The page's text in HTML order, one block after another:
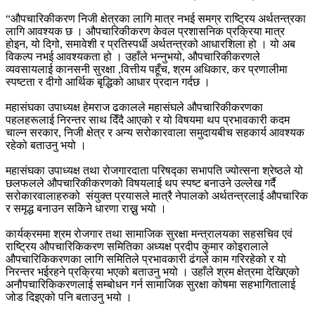
“औपचारिकीकरण निजी क्षेत्रका लागि मात्र नभई समग्र राष्ट्रिय अर्थतन्त्रका
लागि आवश्यक छ । औपचारिकीकरण केवल प्रशासनिक प्रक्रिया मात्र
होइन, यो दिगो, समावेशी र प्रतिस्पर्धी अर्थतन्त्रको आधारशिला हो । यो अब
विकल्प नभई आवश्यकता हो । उहाँले भन्नुभयो, औपचारिकीकरणले
व्यवसायलाई कानसनी सुरक्षा ,वित्तीय पहूँच, श्रम अधिकार, कर प्रणालीमा
स्पष्टता र दीगो आर्थिक बृद्धिको आधार प्रदान गर्दछ ।
महासंघका उपाध्यक्ष हेमराज ढकालले महासंघले औपचारिकीकरणका
पहलहरूलाई निरन्तर साथ दिँदै आएको र यो विषयमा थप प्रभावकारी कदम
चाल्न सरकार, निजी क्षेत्र र अन्य सरोकारवाला समुदायबीच सहकार्य आवश्यक
रहेको बताउनु भयो ।
महासंघका उपाध्यक्ष तथा रोजगारदाता परिषद्का सभापति ज्योत्सना श्रेष्ठले यो
छलफलले औपचारिकीकरणको विषयलाई थप स्पष्ट बनाउने उल्लेख गर्दै
सरोकारवालाहरुको संयुक्त प्रयासले मात्रै नेपालको अर्थतन्त्रलाई औपचारिक
र समृद्ध बनाउन सकिने धारणा राख्नु भयो ।
कार्यक्रममा श्रम रोजगार तथा सामाजिक सुरक्षा मन्त्रालयका सहसचिव एवं
राष्ट्रिय औपचारिकिकरण समितिका अध्यक्ष प्रदीप कुमार कोइरालाले
औपचारिकिकरणका लागि समितिले प्रभावकारी ढंगले काम गरिरहेको र यो
निरन्तर भईरहने प्रक्रिया भएको बताउनु भयो । उहाँले श्रम क्षेत्रमा देखिएको
अनौपचारिकिकरणलाई सम्बोधन गर्न सामाजिक सुरक्षा कोषमा सहभागितालाई
जोड दिइएको पनि बताउनु भयो ।